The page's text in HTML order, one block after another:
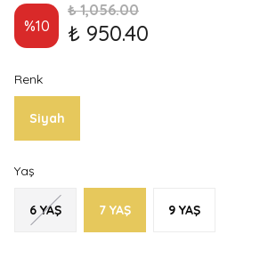
%10
₺ 1,056.00
₺ 950.40
Renk
Siyah
Yaş
6 YAŞ 7 YAŞ 9 YAŞ